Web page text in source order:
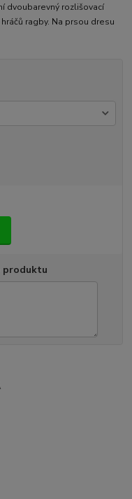
dvoubarevný rozlišovací
ragby. Na prsou dresu
produktu